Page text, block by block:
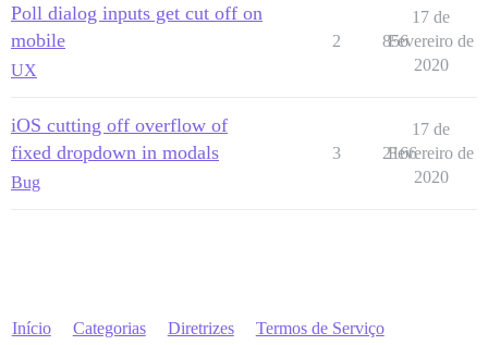
Poll dialog inputs get cut off on
mobile
UX
2 856
17 de
Fevereiro de
2020
iOS cutting off overflow of
fixed dropdown in modals
Bug
3 2166
17 de
Fevereiro de
2020
Início Categorias Diretrizes Termos de Serviço